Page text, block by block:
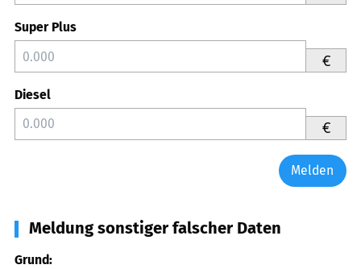
Super Plus
€
Diesel
€
Melden
Meldung sonstiger falscher Daten
Grund: